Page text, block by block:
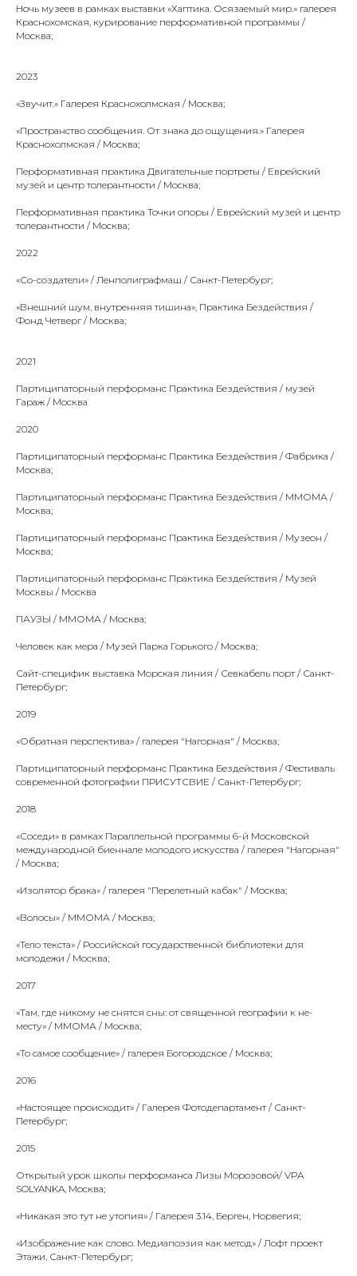
Ночь музеев в рамках выставки «Хаптика. Осязаемый мир.» галерея
Краснохомская, курирование перформативной программы /
Москва;
2023
«Звучит.» Галерея Краснохолмская / Москва;
«Пространство сообщения. От знака до ощущения.» Галерея
Краснохолмская / Москва;
Перформативная практика Двигательные портреты / Еврейский
музей и центр толерантности / Москва;
Перформативная практика Точки опоры / Еврейский музей и центр
толерантности / Москва;
2022
«Со-создатели» / Ленполиграфмаш / Санкт-Петербург;
«Внешний шум, внутренняя тишина», Практика Бездействия /
Фонд Четверг / Москва;
2021
Партиципаторный перформанс Практика Бездействия / музей
Гараж / Москва
2020
Партиципаторный перформанс Практика Бездействия / Фабрика /
Москва;
Партиципаторный перформанс Практика Бездействия / ММОМА /
Москва;
Партиципаторный перформанс Практика Бездействия / Музеон /
Москва;
Партиципаторный перформанс Практика Бездействия / Музей
Москвы / Москва
ПАУЗЫ / ММОМА / Москва;
Человек как мера / Музей Парка Горького / Москва;
Сайт-специфик выставка Морская линия / Севкабель порт / Санкт-
Петербург;
2019
«Обратная перспектива» / галерея "Нагорная" / Москва;
Партиципаторный перформанс Практика Бездействия / Фестиваль
cовременной фотографии ПРИСУТСВИЕ / Санкт-Петербург;
2018
«Соседи» в рамках Параллельной программы 6-й Московской
международной биеннале молодого искусства / галерея "Нагорная"
/ Москва;
«Изолятор брака» / галерея "Перелетный кабак" / Москва;
«Волосы» / ММОМА / Москва;
«Тело текста» / Российской государственной библиотеки для
молодежи / Москва;
2017
«Там, где никому не снятся сны: от священной географии к не-
месту» / ММОМА / Москва;
«То самое сообщение» / галерея Богородское / Москва;
2016
«Настоящее происходит» / Галерея Фотодепартамент / Санкт-
Петербург;
2015
Открытый урок школы перформанса Лизы Морозовой/ VPA
SOLYANKA, Москва;
«Никакая это тут не утопия» / Галерея 3.14, Берген, Норвегия;
«Изображение как слово. Медиапоэзия как метод» / Лофт проект
Этажи, Санкт-Петербург;